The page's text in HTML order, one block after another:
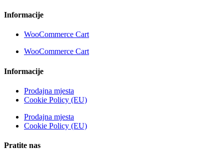
Informacije
WooCommerce Cart
WooCommerce Cart
Informacije
Prodajna mjesta
Cookie Policy (EU)
Prodajna mjesta
Cookie Policy (EU)
Pratite nas